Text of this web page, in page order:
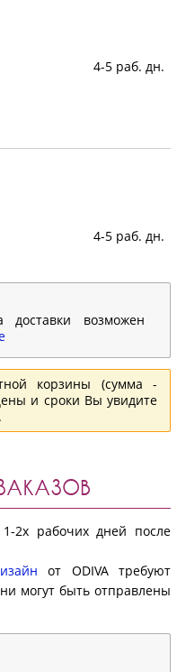
4-5 раб. дн.
4-5 раб. дн.
возможен
корзины (сумма -
и сроки Вы увидите
.
2х рабочих дней после
от ODIVA требуют
могут быть отправлены